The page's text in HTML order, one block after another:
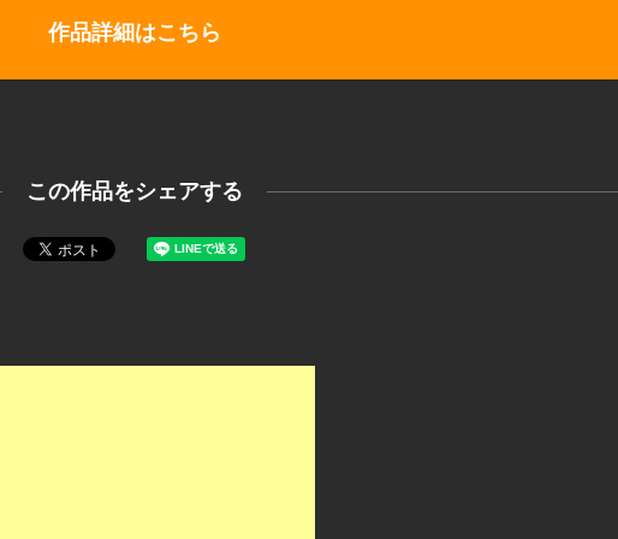
作品詳細はこちら
この作品をシェアする